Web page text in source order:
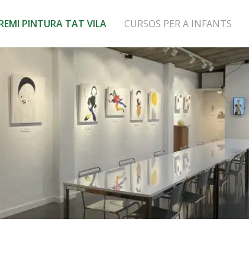
PINTURA TAT VILA CURSOS PER A INFANTS